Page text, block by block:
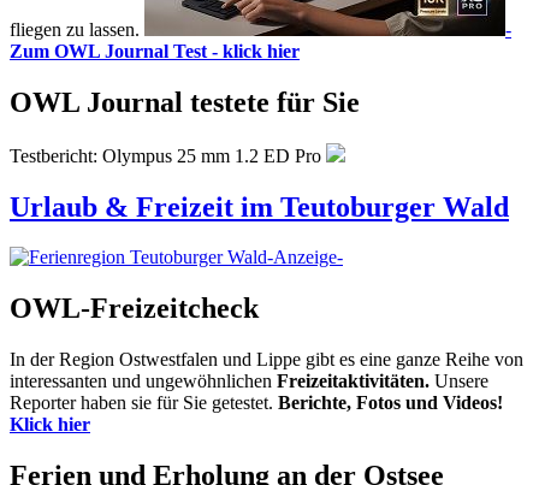
fliegen zu lassen.
-
Zum OWL Journal Test - klick hier
OWL Journal testete für Sie
Testbericht: Olympus 25 mm 1.2 ED Pro
Urlaub & Freizeit im Teutoburger Wald
-Anzeige-
OWL-Freizeitcheck
In der Region Ostwestfalen und Lippe gibt es eine ganze Reihe von
interessanten und ungewöhnlichen Freizeitaktivitäten. Unsere
Reporter haben sie für Sie getestet. Berichte, Fotos und Videos!
Klick hier
Ferien und Erholung an der Ostsee